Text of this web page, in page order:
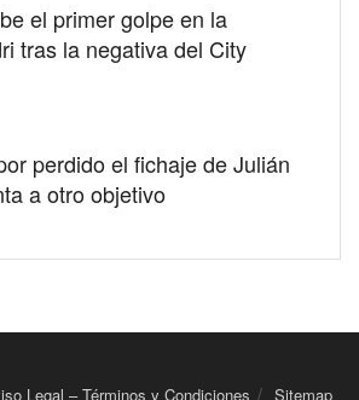
el primer golpe en la
tras la negativa del City
perdido el fichaje de Julián
a otro objetivo
Legal – Términos y Condiciones Sitemap